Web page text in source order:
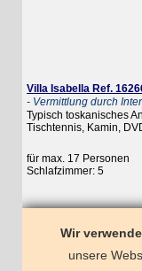
Villa Isabella Ref. 162665-
- Vermittlung durch
Typisch toskanisches
Tischtennis, Kamin, DVD/
für max. 17 Personen
Schlafzimmer: 5
Wir verwenden
unsere